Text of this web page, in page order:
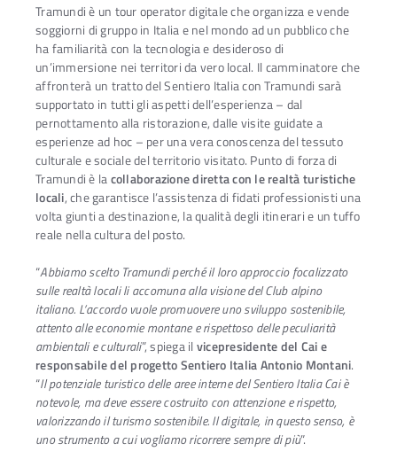
Tramundi è un tour operator digitale che organizza e vende
soggiorni di gruppo in Italia e nel mondo ad un pubblico che
ha familiarità con la tecnologia e desideroso di
un’immersione nei territori da vero local. Il camminatore che
affronterà un tratto del Sentiero Italia con Tramundi sarà
supportato in tutti gli aspetti dell’esperienza – dal
pernottamento alla ristorazione, dalle visite guidate a
esperienze ad hoc – per una vera conoscenza del tessuto
culturale e sociale del territorio visitato. Punto di forza di
Tramundi è lacollaborazione diretta con le realtà turistiche
locali, che garantisce l’assistenza di fidati professionisti una
volta giunti a destinazione, la qualità degli itinerari e un tuffo
reale nella cultura del posto.
“Abbiamo scelto Tramundi perché il loro approccio focalizzato
sulle realtà locali li accomuna alla visione del Club alpino
italiano. L’accordo vuole promuovere uno sviluppo sostenibile,
attento alle economie montane e rispettoso delle peculiarità
ambientali e culturali”, spiega il vicepresidente del Cai e
responsabile del progetto Sentiero Italia Antonio Montani.
“Il potenziale turistico delle aree interne del Sentiero Italia Cai è
notevole, ma deve essere costruito con attenzione e rispetto,
valorizzando il turismo sostenibile. Il digitale, in questo senso, è
uno strumento a cui vogliamo ricorrere sempre di più”.